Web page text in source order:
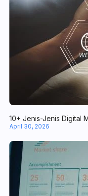
10+ Jenis-Jenis Digital
April 30, 2026